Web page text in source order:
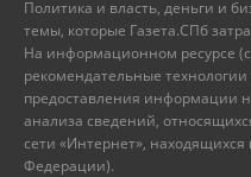
Политика и власть, деньги и
темы, которые Газета.СПб
На информационном ресурсе
рекомендательные
предоставления информации
анализа сведений,
сети «Интернет»,
Федерации).